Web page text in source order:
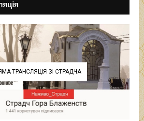
ТРАНСЛЯЦІЯ ЗІ СТРАДЧА